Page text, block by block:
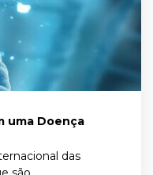
uma Doença
das